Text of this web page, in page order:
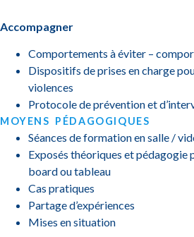
Accompagner
Comportements à éviter –
Dispositifs de prises en charge
violences
Protocole de prévention et
MOYENS PÉDAGOGIQUES
Séances de formation en salle /
Exposés théoriques et
board ou tableau
Cas pratiques
Partage d’expériences
Mises en situation